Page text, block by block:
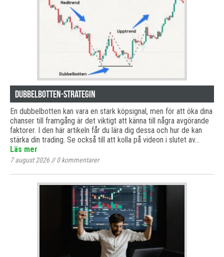
Dubbelbotten-strategin
En dubbelbotten kan vara en stark köpsignal, men för att öka dina
chanser till framgång är det viktigt att känna till några avgörande
faktorer. I den här artikeln får du lära dig dessa och hur de kan
stärka din trading. Se också till att kolla på videon i slutet av…
Läs mer
7 august 2026//0kommentarer